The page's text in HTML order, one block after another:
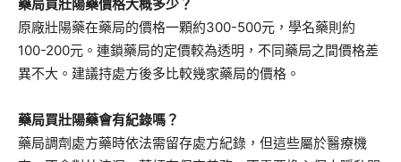
藥局買壯陽藥價格大概多少？
原廠壯陽藥在藥局的價格一顆約300-500元，學名藥則約
100-200元。連鎖藥局的定價較為透明，不同藥局之間價格差
異不大。建議持處方後多比較幾家藥局的價格。
藥局買壯陽藥會有紀錄嗎？
藥局調劑處方藥時依法需留存處方紀錄，但這些屬於醫療機